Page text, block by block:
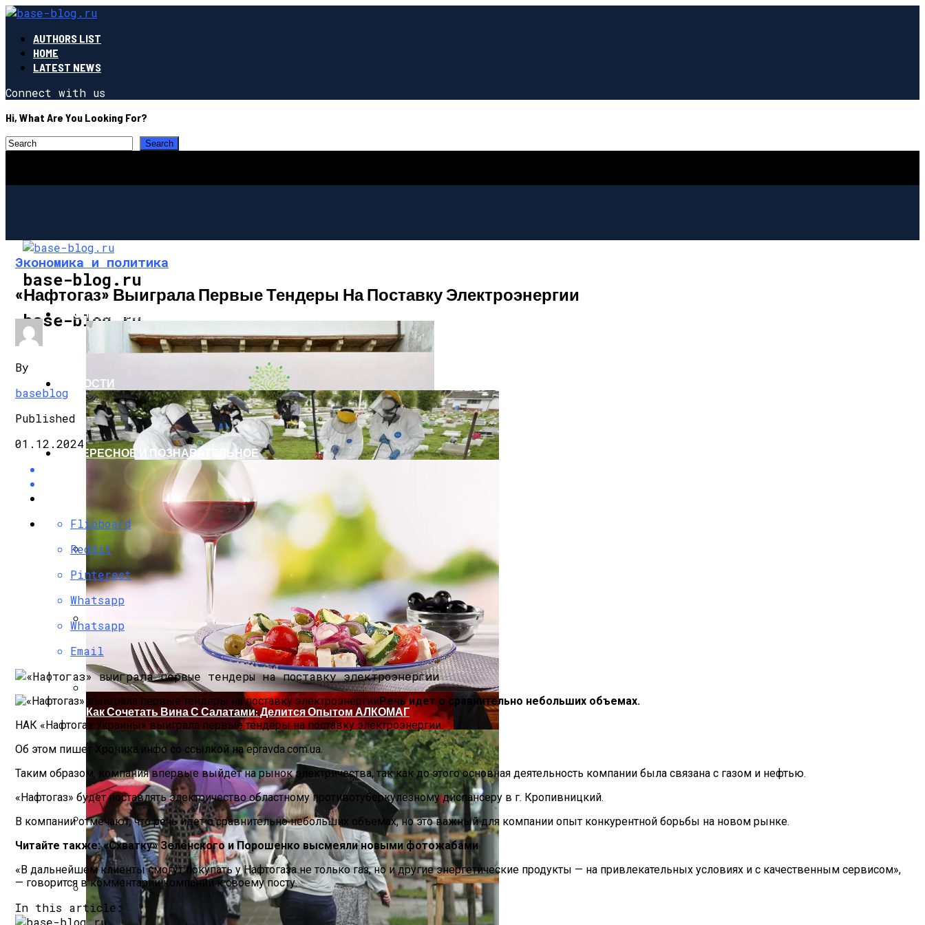
AUTHORS LIST
HOME
LATEST NEWS
Connect with us
Hi, What Are You Looking For?
base-blog.ru
base-blog.ru
ЭКОНОМИКА И ПОЛИТИКА
G7 Договорились Регулировать Искусственный Интеллект
Растущая Концентрация Власти В Руках Си Цзиньпина: Мир Не Обмануть
НОВОСТИ
Коронавирус В США Оказался Смертоноснее «испанки» 1918 Года
Извержение Вулкана На Юге Исландии: Чрезвычайное Положение И Эвакуация
ИНТЕРЕСНОЕ И ПОЗНАВАТЕЛЬНОЕ
Как Сочетать Вина С Салатами: Делится Опытом АЛКОМАГ
Экономика и политика
«Нафтогаз» Выиграла Первые Тендеры На Поставку Электроэнергии
By
baseblog
Published
01.12.2024
Flipboard
Reddit
Pinterest
Whatsapp
Whatsapp
Email
Речь идет о сравнительно небольших объемах.
НАК «Нафтогаз Украины» выиграла первые тендеры на поставку электроэнергии.
Об этом пишет Хроника.инфо со ссылкой на epravda.com.ua.
Таким образом, компания впервые выйдет на рынок электричества, так как до этого основная деятельность компании была связана с газом и нефтью.
«Нафтогаз» будет поставлять электричество областному противотуберкулезному диспансеру в г. Кропивницкий.
В компании отмечают, что речь идет о сравнительно небольших объемах, но это важный для компании опыт конкурентной борьбы на новом рынке.
Читайте также: «Схватку» Зеленского и Порошенко высмеяли новыми фотожабами
«В дальнейшем клиенты смогут покупать у Нафтогаза не только газ, но и другие энергетические продукты — на привлекательных условиях и с качественным сервисом»,
— говорится в комментарии компании к своему посту.
In this article: